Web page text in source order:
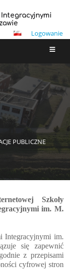
Integracyjnymi
Logowanie
PUBLICZNE
Szkoły
im. M.
Integracyjnymi im.
się zapewnić
z przepisami
cyfrowej stron